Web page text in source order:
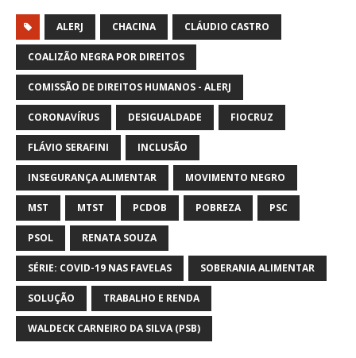
ALERJ CHACINA CLÁUDIO CASTRO
COALIZÃO NEGRA POR DIREITOS
COMISSÃO DE DIREITOS HUMANOS - ALERJ
CORONAVÍRUS DESIGUALDADE FIOCRUZ
FLÁVIO SERAFINI INCLUSÃO
INSEGURANÇA ALIMENTAR MOVIMENTO NEGRO
MST MTST PCDOB POBREZA PSC
PSOL RENATA SOUZA
SÉRIE: COVID-19 NAS FAVELAS SOBERANIA ALIMENTAR
SOLUÇÃO TRABALHO E RENDA
WALDECK CARNEIRO DA SILVA (PSB)